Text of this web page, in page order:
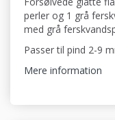
perler og 1 grå
med grå
Passer til pind 2-9
Mere information